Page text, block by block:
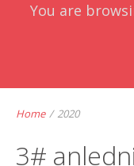
You are
Home / 2020
3#